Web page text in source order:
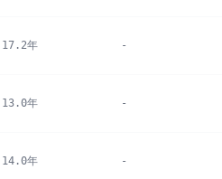
17.2年 -
13.0年 -
14.0年 -